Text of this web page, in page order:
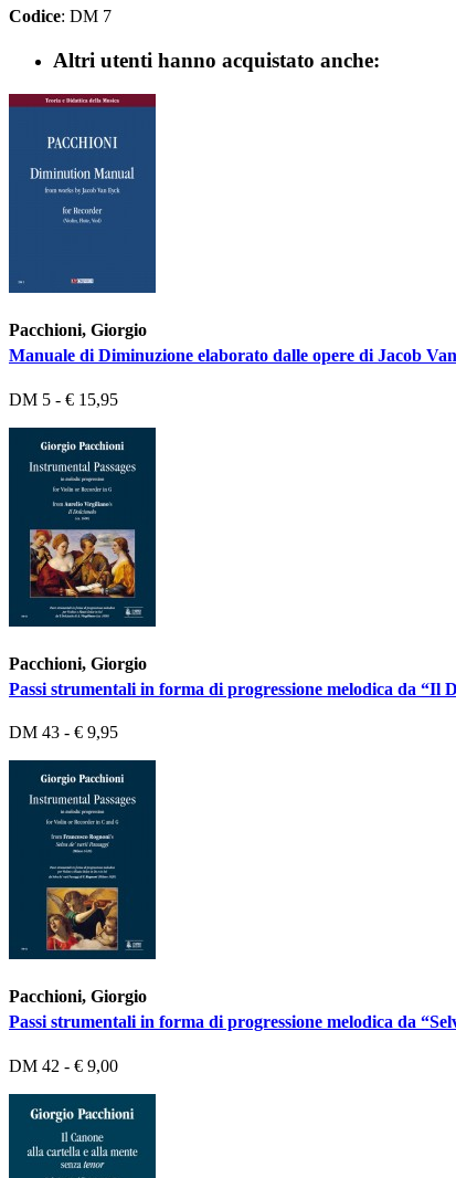
Codice: DM 7
Altri utenti hanno acquistato anche:
Pacchioni, Giorgio
Manuale di Diminuzione elaborato dalle opere di Jacob
DM 5 - € 15,95
Pacchioni, Giorgio
Passi strumentali in forma di progressione melodica da
DM 43 - € 9,95
Pacchioni, Giorgio
Passi strumentali in forma di progressione melodica da
DM 42 - € 9,00